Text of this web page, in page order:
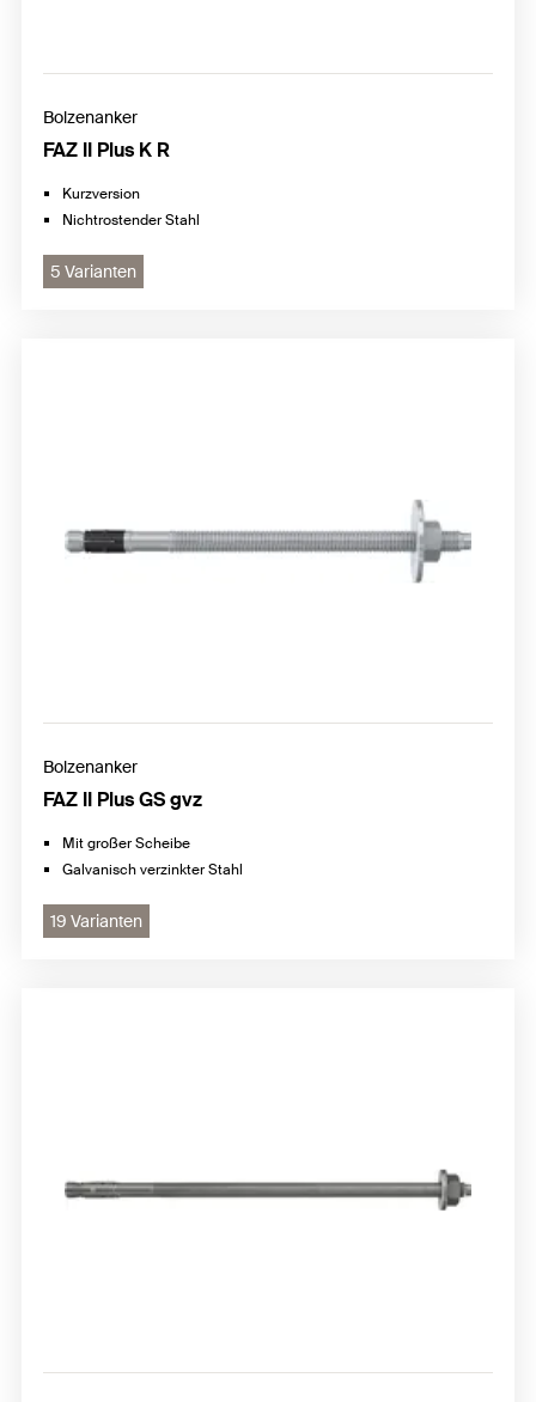
Bolzenanker
FAZ II Plus K R
Kurzversion
Nichtrostender Stahl
5 Varianten
Bolzenanker
FAZ II Plus GS gvz
Mit großer Scheibe
Galvanisch verzinkter Stahl
19 Varianten